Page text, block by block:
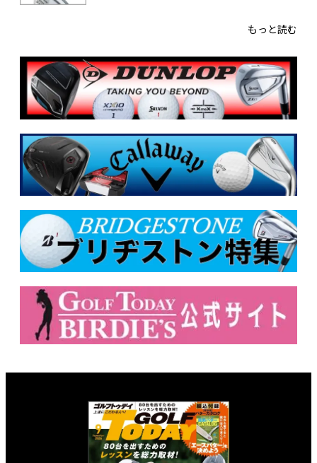
もっと読む